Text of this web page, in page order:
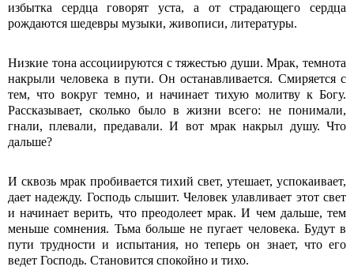
избытка сердца говорят уста, а от страдающего сердца
рождаются шедевры музыки, живописи, литературы.
Низкие тона ассоциируются с тяжестью души. Мрак, темнота
накрыли человека в пути. Он останавливается. Смиряется с
тем, что вокруг темно, и начинает тихую молитву к Богу.
Рассказывает, сколько было в жизни всего: не понимали,
гнали, плевали, предавали. И вот мрак накрыл душу. Что
дальше?
И сквозь мрак пробивается тихий свет, утешает, успокаивает,
дает надежду. Господь слышит. Человек улавливает этот свет
и начинает верить, что преодолеет мрак. И чем дальше, тем
меньше сомнения. Тьма больше не пугает человека. Будут в
пути трудности и испытания, но теперь он знает, что его
ведет Господь. Становится спокойно и тихо.